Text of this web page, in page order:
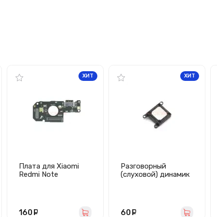
Плата для Xiaomi
Redmi Note
ХИТ
160
Разговорный
(слуховой) динамик
ХИТ
60